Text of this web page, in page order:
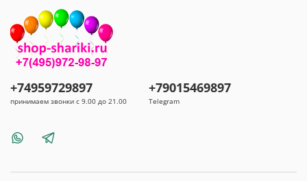
+74959729897
принимаем звонки с 9.00 до 21.00
+79015469897
Telegram